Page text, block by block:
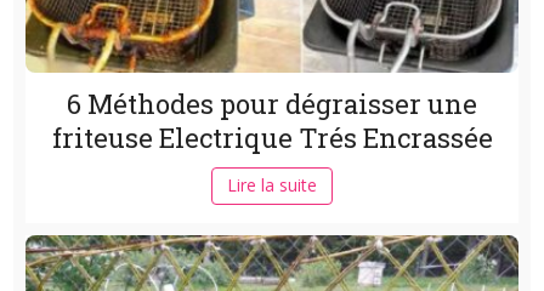
6 Méthodes pour dégraisser une
friteuse Electrique Trés Encrassée
Lire la suite